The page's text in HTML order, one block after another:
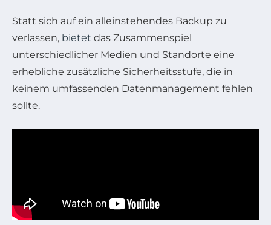
Statt sich auf ein alleinstehendes Backup zu
verlassen, bietet das Zusammenspiel
unterschiedlicher Medien und Standorte eine
erhebliche zusätzliche Sicherheitsstufe, die in
keinem umfassenden Datenmanagement fehlen
sollte.